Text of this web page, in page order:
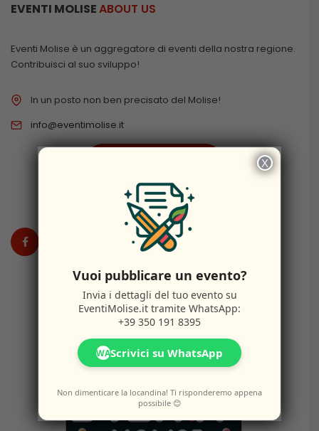
EVENTI MOLISEABOUT US
Eventi Molise è un aggregatore di eventi della nostra regione.
Contribuisci al suo sviluppo!
In un posto non ben precisato del Molise!
info@eventimolise.it
DISCLAIMER
×
Vuoi pubblicare un evento?
Invia i dettagli del tuo evento su
EventiMolise.it tramite WhatsApp:
+39 350 191 8395
WAScrivici su WhatsApp
Non dimenticare la locandina! Ti risponderemo appena
possibile 😊
X